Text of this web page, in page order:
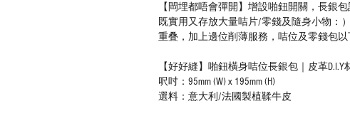
【閊埋都唔會彈開】增設啪鈕開關，長銀
既實用又存放大量咭片/零錢及隨身小物：
重叠，加上邊位削薄服務，咭位及零錢包
【好好縫】啪鈕橫身咭位長銀包｜皮革D.I.Y
呎吋：95mm (W) x 195mm (H)
選料：意大利/法國製植鞣牛皮